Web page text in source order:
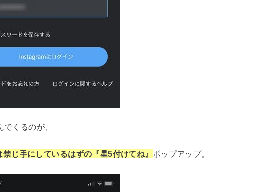
くるのが、
じ手にしているはずの『星5付けてね』 ポップアップ。